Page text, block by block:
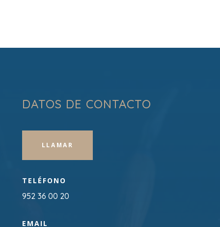
DATOS DE CONTACTO
LLAMAR
TELÉFONO
952 36 00 20
EMAIL